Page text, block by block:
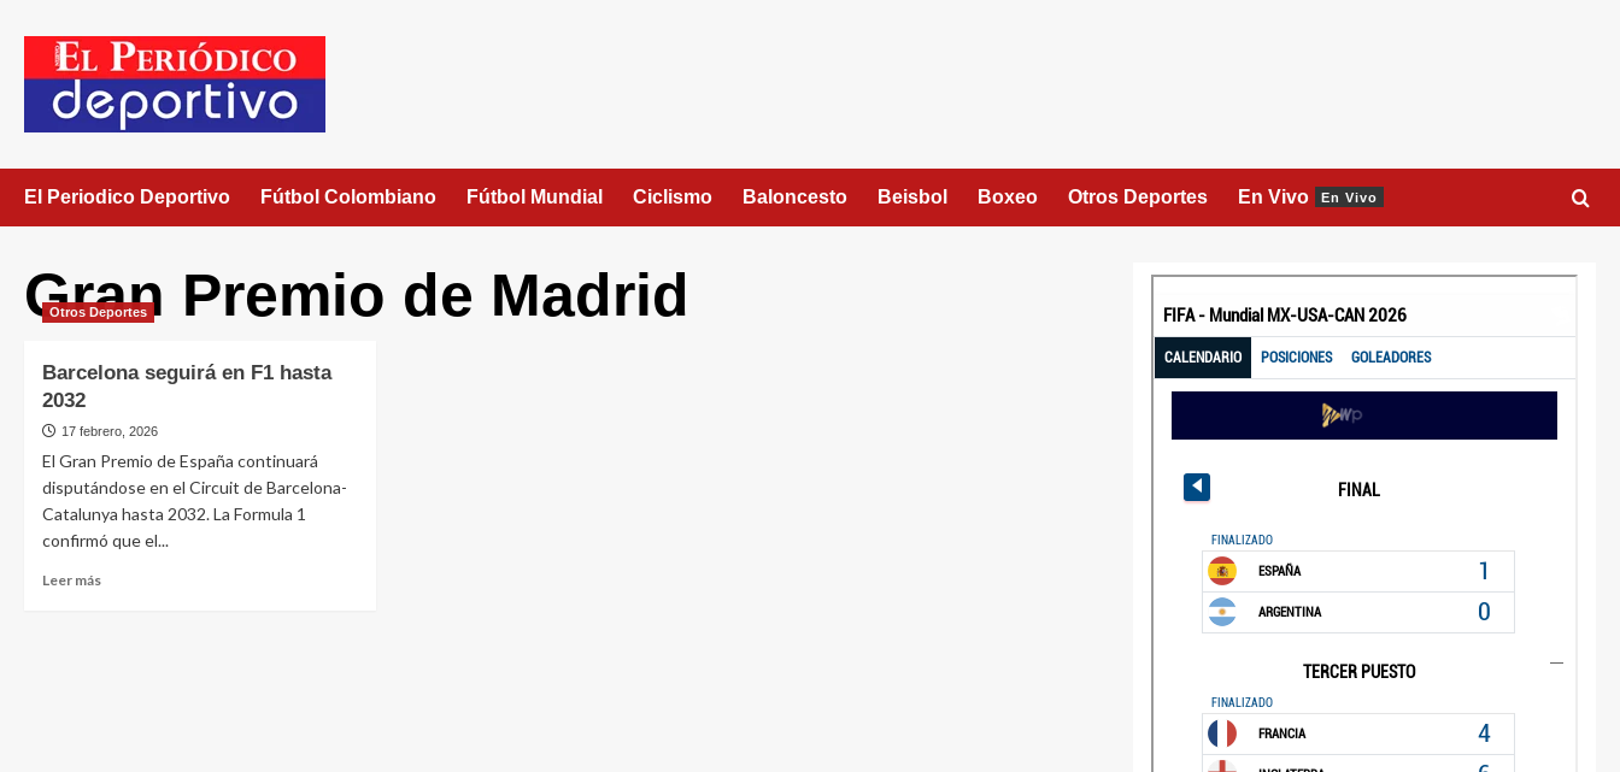
El Periodico Deportivo Fútbol Colombiano Fútbol Mundial Ciclismo Baloncesto Beisbol Boxeo Otros Deportes En Vivo En Vivo
Gran Premio de Madrid
Otros Deportes
Barcelona seguirá en F1 hasta
2032
17 febrero, 2026
El Gran Premio de España continuará
disputándose en el Circuit de Barcelona-
Catalunya hasta 2032. La Formula 1
confirmó que el...
Leer más